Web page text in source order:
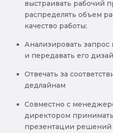
выстраивать рабочий
распределять объем
качество работы;
Анализировать запрос
и передавать его
Отвечать за
дедлайнам
Совместно с
директором
презентации решений